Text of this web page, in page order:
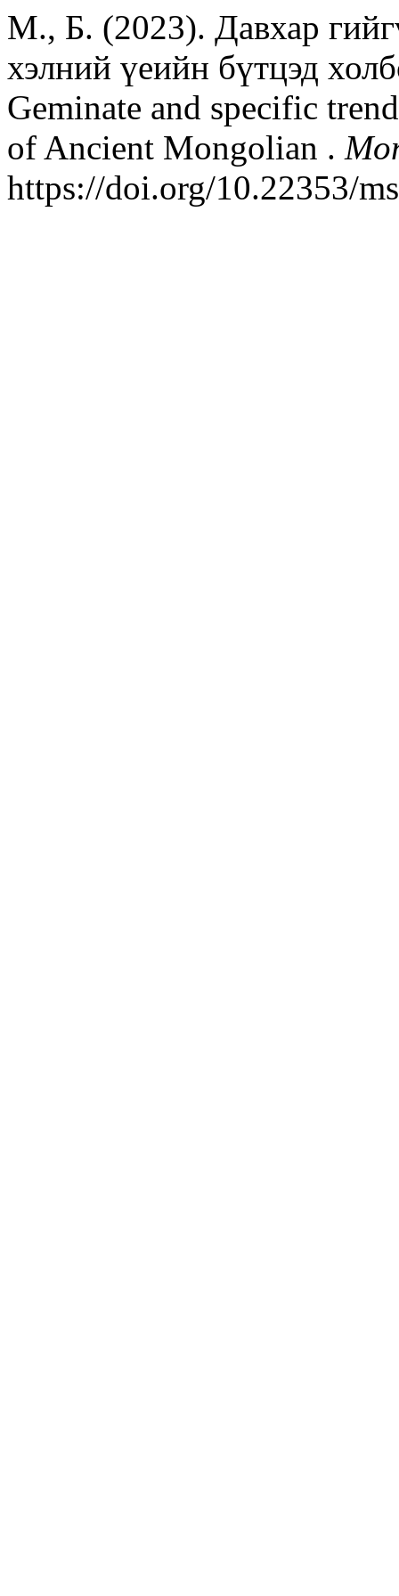
М., Б. (2023). Давхар
хэлний үеийн бүтцэд
Geminate and specific
of Ancient Mongolian .
https://doi.org/10.22353/